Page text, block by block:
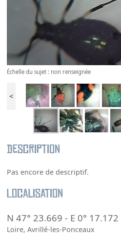
Échelle du sujet : non renseignée
<
Description
Pas encore de descriptif.
Localisation
N 47° 23.669 - E 0° 17.172
Loire,Avrillé-les-Ponceaux